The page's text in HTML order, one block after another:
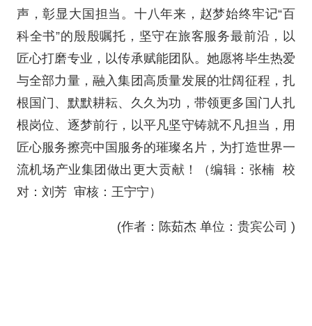
声，彰显大国担当。十八年来，赵梦始终牢记“百
科全书”的殷殷嘱托，坚守在旅客服务最前沿，以
匠心打磨专业，以传承赋能团队。她愿将毕生热爱
与全部力量，融入集团高质量发展的壮阔征程，扎
根国门、默默耕耘、久久为功，带领更多国门人扎
根岗位、逐梦前行，以平凡坚守铸就不凡担当，用
匠心服务擦亮中国服务的璀璨名片，为打造世界一
流机场产业集团做出更大贡献！（编辑：张楠 校
对：刘芳 审核：王宁宁）
(作者：陈茹杰 单位：贵宾公司 )